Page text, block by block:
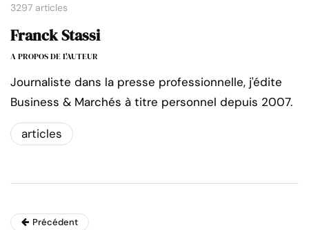
3297 articles
Franck Stassi
A PROPOS DE L'AUTEUR
Journaliste dans la presse professionnelle, j'édite
Business & Marchés à titre personnel depuis 2007.
articles
Précédent